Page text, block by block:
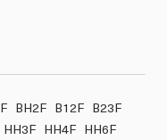
BH2F B12F B23F
HH3F HH4F HH6F